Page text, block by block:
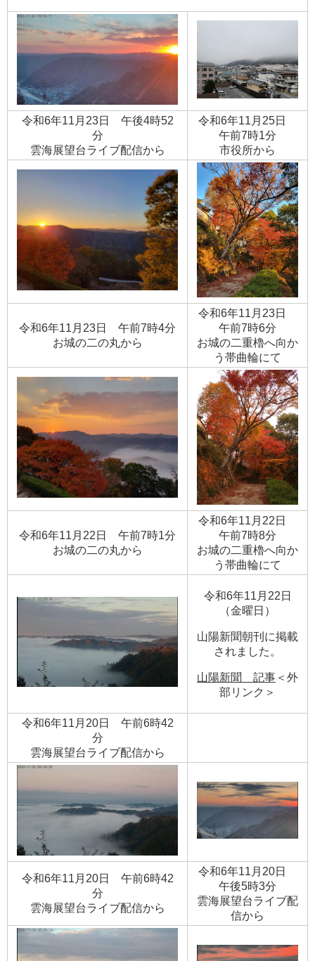
令和6年11月23日 午後4時52
分
​雲海展望台ライブ配信から
令和6年11月25日
午前7時1分
​市役所から
令和6年11月23日 午前7時4分
​お城の二の丸から
令和6年11月23日
午前7時6分
​お城の二重櫓へ向か
う帯曲輪にて
令和6年11月22日 午前7時1分
​お城の二の丸から
令和6年11月22日
午前7時8分
​お城の二重櫓へ向か
う帯曲輪にて
令和6年11月22日
（金曜日）
山陽新聞朝刊に掲載
されました。
山陽新聞 記事 ＜外
部リンク＞
令和6年11月20日 午前6時42
分
​雲海展望台ライブ配信から
令和6年11月20日 午前6時42
分
​雲海展望台ライブ配信から
令和6年11月20日
午後5時3分
​雲海展望台ライブ配
信から